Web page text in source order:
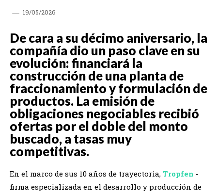
19/05/2026
De cara a su décimo aniversario, la
compañía dio un paso clave en su
evolución: financiará la
construcción de una planta de
fraccionamiento y formulación de
productos. La emisión de
obligaciones negociables recibió
ofertas por el doble del monto
buscado, a tasas muy
competitivas.
En el marco de sus 10 años de trayectoria, Tropfen -
firma especializada en el desarrollo y producción de